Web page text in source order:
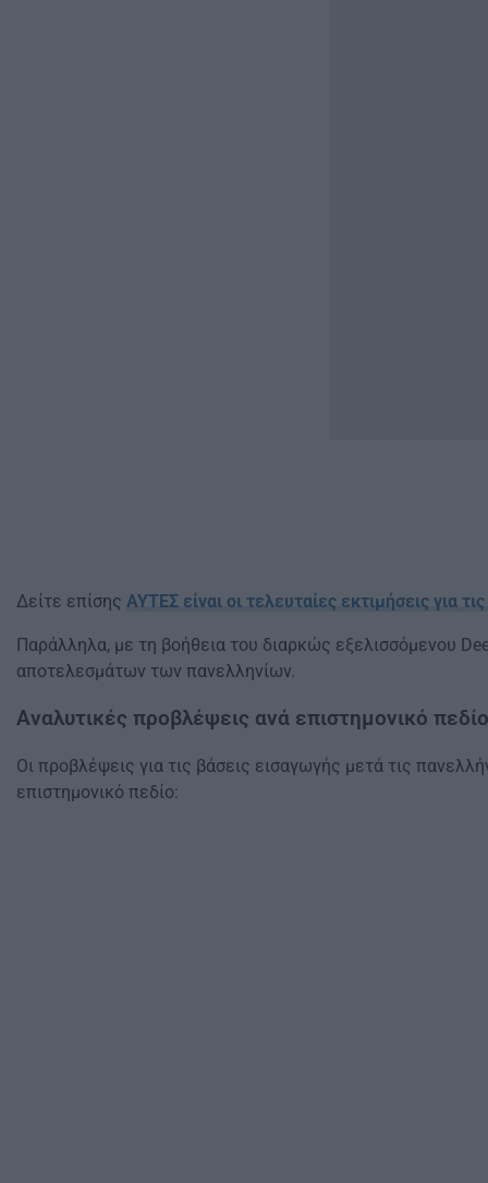
Δείτε επίσης ΑΥΤΕΣ είναι οι τελευταίες εκτιμήσεις για
Παράλληλα, με τη βοήθεια του διαρκώς εξελισσόμενου
αποτελεσμάτων των πανελληνίων.
Αναλυτικές προβλέψεις ανά επιστημονικό πεδίο
Οι προβλέψεις για τις βάσεις εισαγωγής μετά τις
επιστημονικό πεδίο: